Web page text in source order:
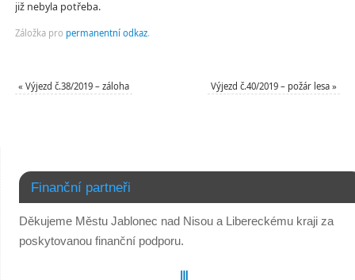
již nebyla potřeba.
Záložka pro permanentní odkaz.
« Výjezd č.38/2019 – záloha Výjezd č.40/2019 – požár lesa»
Finanční partneři
Děkujeme Městu Jablonec nad Nisou a Libereckému kraji za
poskytovanou finanční podporu.